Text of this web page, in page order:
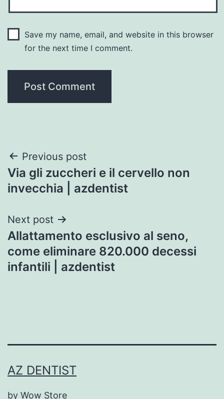
Save my name, email, and website in this browser
for the next time I comment.
Post
navigation
Previous post
Via gli zuccheri e il cervello non
invecchia | azdentist
Next post
Allattamento esclusivo al seno,
come eliminare 820.000 decessi
infantili | azdentist
AZ DENTIST
by Wow Store